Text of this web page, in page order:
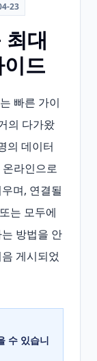
23
대
드
빠른 가이
의 다가왔
의 데이터
라인으로
며, 연결될
는 모두에
방법을 안
게시되었
수 있습니